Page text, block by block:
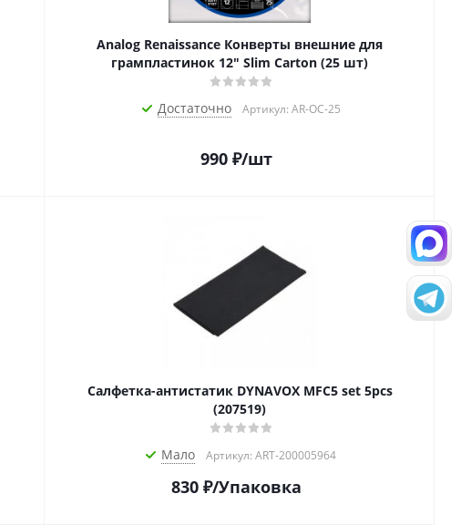
Analog Renaissance Конверты внешние для
грампластинок 12" Slim Carton (25 шт)
Достаточно Артикул: AR-OC-25
990 ₽/шт
Салфетка-aнтистатик DYNAVOX MFC5 set 5pcs
(207519)
Мало Артикул: ART-200005964
830 ₽/Упаковка